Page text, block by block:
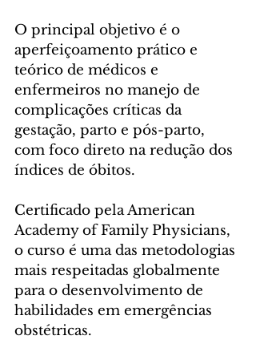
O principal objetivo é o
aperfeiçoamento prático e
teórico de médicos e
enfermeiros no manejo de
complicações críticas da
gestação, parto e pós-parto,
com foco direto na redução dos
índices de óbitos.
Certificado pela American
Academy of Family Physicians,
o curso é uma das metodologias
mais respeitadas globalmente
para o desenvolvimento de
habilidades em emergências
obstétricas.